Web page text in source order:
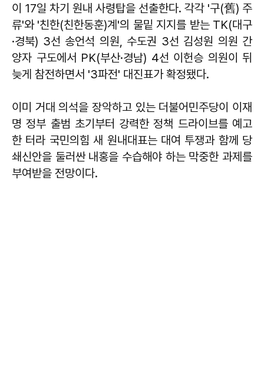
이 17일 차기 원내 사령탑을 선출한다. 각각 '구(舊) 주
류'와 '친한(친한동훈)계'의 물밑 지지를 받는 TK(대구
·경북) 3선 송언석 의원, 수도권 3선 김성원 의원 간
양자 구도에서 PK(부산·경남) 4선 이헌승 의원이 뒤
늦게 참전하면서 '3파전' 대진표가 확정됐다.
이미 거대 의석을 장악하고 있는 더불어민주당이 이재
명 정부 출범 초기부터 강력한 정책 드라이브를 예고
한 터라 국민의힘 새 원내대표는 대여 투쟁과 함께 당
쇄신안을 둘러싼 내홍을 수습해야 하는 막중한 과제를
부여받을 전망이다.